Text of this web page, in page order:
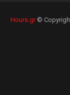
Hours.gr©